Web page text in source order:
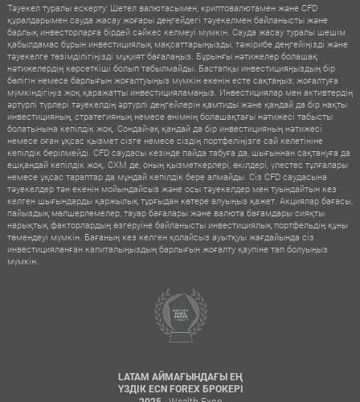
Тәуекел туралы ескерту: Шетел валютасымен, криптовалютамен және CFD
құралдарымен сауда жасау жоғары деңгейдегі тәуекелмен байланысты және
барлық инвесторларға бірдей сәйкес келмеуі мүмкін. Сауда жасау туралы шешім
қабылдамас бұрын инвестициялық мақсаттарыңызды, тәжірибе деңгейіңізді және
тәуекелге төзімділігіңізді мұқият бағалаңыз. Бұрынғы нәтижелер болашақ
нәтижелердің көрсеткіші болып табылмайды. Бастапқы инвестицияңыздың бір
бөлігін немесе барлығын жоғалтуыңыз мүмкін екенін есте сақтаңыз; жоғалтуға
мүмкіндігіңіз жоқ қаражатты инвестицияламаңыз. Инвестициялар мен активтердің
әртүрлі түрлері тәуекелдің әртүрлі деңгейлерін қамтиды және қандай да бір нақты
инвестицияның, стратегияның немесе өнімнің болашақтағы нәтижесі табысты
болатынына кепілдік жоқ. Сондай-ақ қандай да бір инвестицияның нәтижесі
немесе оған ұқсас қызмет сізге немесе сіздің портфеліңізге сай келетініне
кепілдік берілмейді. CFD саудасы кезінде пайда табуға да, шығыннан сақтануға да
ешқандай кепілдік жоқ. CXM де, оның қызметкерлері, өкілдері, үлестес тұлғалары
немесе ұқсас тараптар да мұндай кепілдік бере алмайды. Сіз CFD саудасына
тәуекелдер тән екенін мойындайсыз және осы тәуекелдер мен туындайтын кез
келген шығындарды қаржылық тұрғыдан көтере алуыңыз қажет. Акциялар бағасы,
пайыздық мөлшерлемелер, тауар бағалары және валюта бағамдары сияқты
нарықтық факторлардың өзгеруіне байланысты инвестициялық портфельдің құны
төмендеуі мүмкін. Бағаның кез келген қолайсыз ауытқуы жағдайында сіз
инвестицияланған капиталыңыздың барлығын жоғалту қаупіне тап болуыңыз
мүмкін.
LATAM АЙМАҒЫНДАҒЫ ЕҢ
ҮЗДІК ECN FOREX БРОКЕРІ